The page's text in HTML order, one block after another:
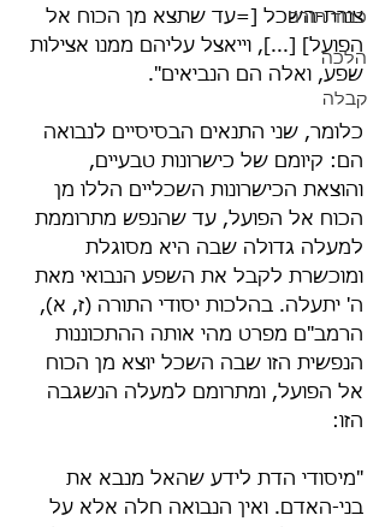
כבוד תורה
הלכה
קבלה
צורת-השכל [=עד שתצא מן הכוח אל
הפועל] [...], וייאצל עליהם ממנו אצילות
שפע, ואלה הם הנביאים".
כלומר, שני התנאים הבסיסיים לנבואה
הם: קיומם של כישרונות טבעיים,
והוצאת הכישרונות השכליים הללו מן
הכוח אל הפועל, עד שהנפש מתרוממת
למעלה גדולה שבה היא מסוגלת
ומוכשרת לקבל את השפע הנבואי מאת
ה' יתעלה. בהלכות יסודי התורה (ז, א),
הרמב"ם מפרט מהי אותה ההתכוננות
הנפשית הזו שבה השכל יוצא מן הכוח
אל הפועל, ומתרומם למעלה הנשגבה
הזו:
"מיסודי הדת לידע שהאל מנבא את
בני-האדם. ואין הנבואה חלה אלא על